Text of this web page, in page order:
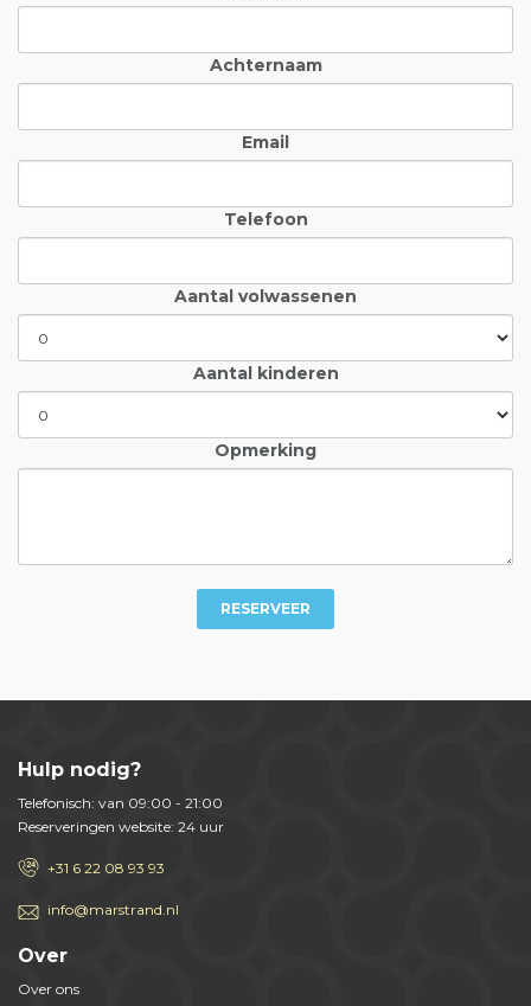
Achternaam
Email
Telefoon
Aantal volwassenen
Aantal kinderen
Opmerking
RESERVEER
Hulp nodig?
Telefonisch: van 09:00 - 21:00
Reserveringen website: 24 uur
+31 6 22 08 93 93
info@marstrand.nl
Over
Over ons